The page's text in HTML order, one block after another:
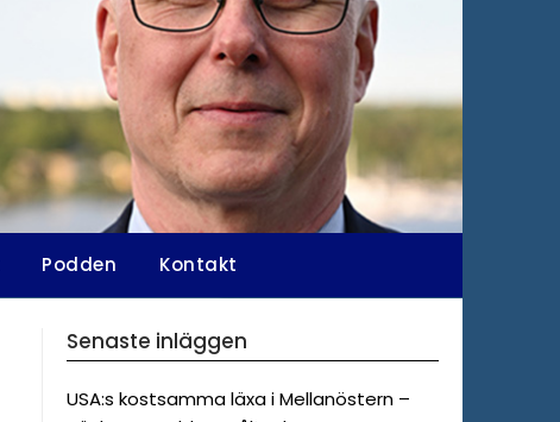
Podden Kontakt
Senaste inläggen
USA:s kostsamma läxa i Mellanöstern –